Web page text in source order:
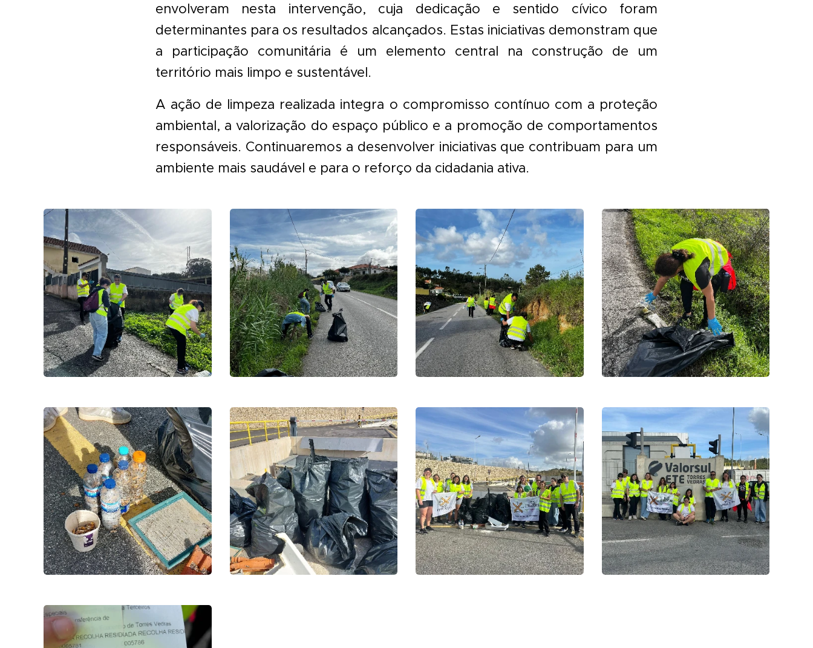
envolveram nesta intervenção, cuja dedicação e sentido cívico foram
determinantes para os resultados alcançados. Estas iniciativas demonstram que
a participação comunitária é um elemento central na construção de um
território mais limpo e sustentável.
A ação de limpeza realizada integra o compromisso contínuo com a proteção
ambiental, a valorização do espaço público e a promoção de comportamentos
responsáveis. Continuaremos a desenvolver iniciativas que contribuam para um
ambiente mais saudável e para o reforço da cidadania ativa.